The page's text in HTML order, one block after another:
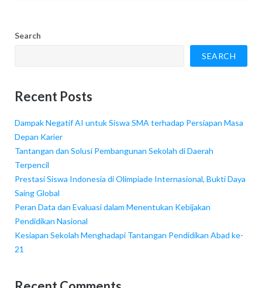
Search
SEARCH
Recent Posts
Dampak Negatif AI untuk Siswa SMA terhadap Persiapan Masa
Depan Karier
Tantangan dan Solusi Pembangunan Sekolah di Daerah
Terpencil
Prestasi Siswa Indonesia di Olimpiade Internasional, Bukti Daya
Saing Global
Peran Data dan Evaluasi dalam Menentukan Kebijakan
Pendidikan Nasional
Kesiapan Sekolah Menghadapi Tantangan Pendidikan Abad ke-
21